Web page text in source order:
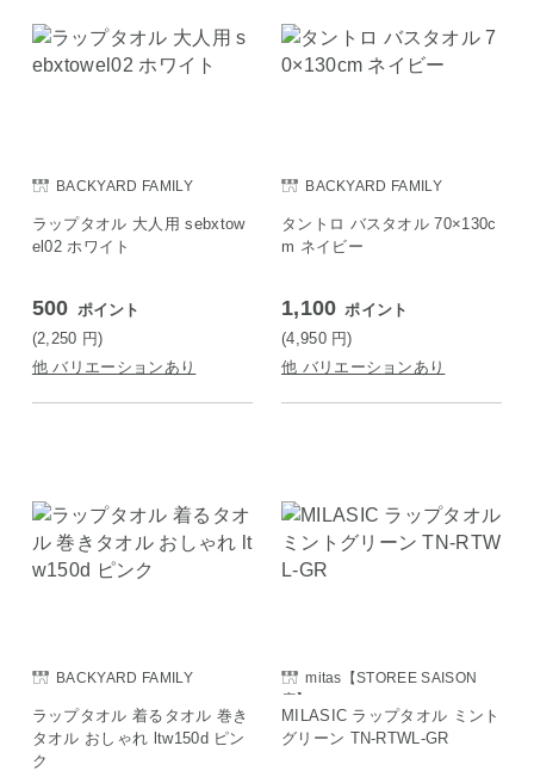
BACKYARD FAMILY
ラップタオル 大人用 sebxtow
el02 ホワイト
500 ポイント
(2,250 円)
他 バリエーションあり
BACKYARD FAMILY
タントロ バスタオル 70×130c
m ネイビー
1,100 ポイント
(4,950 円)
他 バリエーションあり
BACKYARD FAMILY
ラップタオル 着るタオル 巻き
タオル おしゃれ ltw150d ピン
ク
mitas【STOREE SAISON
店】
MILASIC ラップタオル ミント
グリーン TN-RTWL-GR